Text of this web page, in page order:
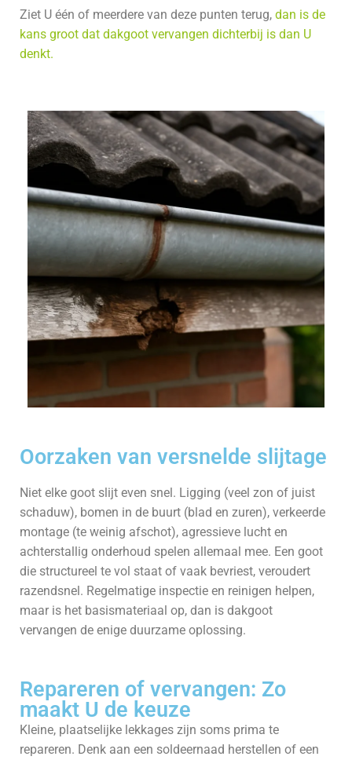
Ziet U één of meerdere van deze punten terug, dan is de
kans groot dat dakgoot vervangen dichterbij is dan U
denkt.
Oorzaken van versnelde slijtage
Niet elke goot slijt even snel. Ligging (veel zon of juist
schaduw), bomen in de buurt (blad en zuren), verkeerde
montage (te weinig afschot), agressieve lucht en
achterstallig onderhoud spelen allemaal mee. Een goot
die structureel te vol staat of vaak bevriest, veroudert
razendsnel. Regelmatige inspectie en reinigen helpen,
maar is het basismateriaal op, dan is dakgoot
vervangen de enige duurzame oplossing.
Repareren of vervangen: Zo
maakt U de keuze
Kleine, plaatselijke lekkages zijn soms prima te
repareren. Denk aan een soldeernaad herstellen of een